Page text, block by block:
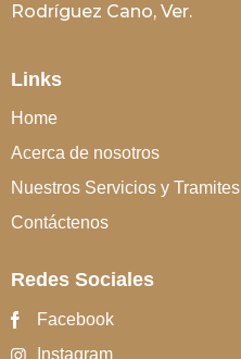
Rodríguez Cano, Ver.
Links
Home
Acerca de nosotros
Nuestros Servicios y Tramites
Contáctenos
Redes Sociales
Facebook
Instagram